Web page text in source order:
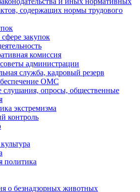
содержащих нормы трудового
закупок
комиссия
администрации
служба, кадровый резерв
ОМС
опросы, общественные
экстремизма
контроль
политика
о безнадзорных животных